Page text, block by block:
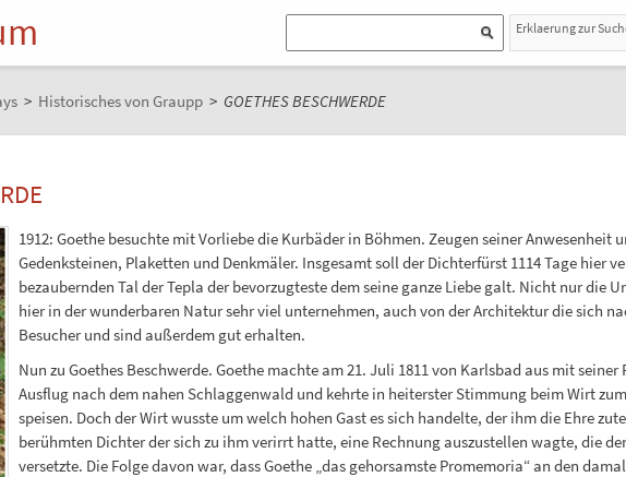
Erklaerung zur
> Historisches von Graupp > GOETHES BESCHWERDE
1912: Goethe besuchte mit Vorliebe die Kurbäder in Böhmen. Zeugen seiner Anwesenheit
Gedenksteinen, Plaketten und Denkmäler. Insgesamt soll der Dichterfürst 1114 Tage hier
bezaubernden Tal der Tepla der bevorzugteste dem seine ganze Liebe galt. Nicht nur die
hier in der wunderbaren Natur sehr viel unternehmen, auch von der Architektur die sich
Besucher und sind außerdem gut erhalten.
Nun zu Goethes Beschwerde. Goethe machte am 21. Juli 1811 von Karlsbad aus mit
Ausflug nach dem nahen Schlaggenwald und kehrte in heiterster Stimmung beim Wirt
speisen. Doch der Wirt wusste um welch hohen Gast es sich handelte, der ihm die Ehre
berühmten Dichter der sich zu ihm verirrt hatte, eine Rechnung auszustellen wagte, die
versetzte. Die Folge davon war, dass Goethe „das gehorsamste Promemoria“ an den